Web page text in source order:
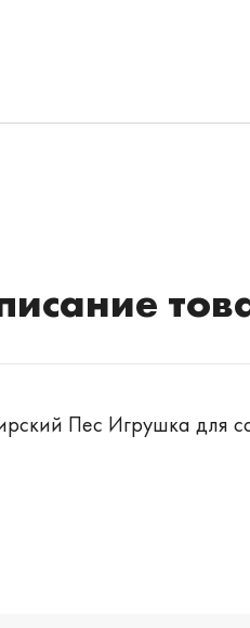
Пес Игрушка для